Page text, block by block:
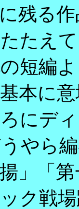
残る
たえ
短編
本に
にデ
やら
」「
ク戦